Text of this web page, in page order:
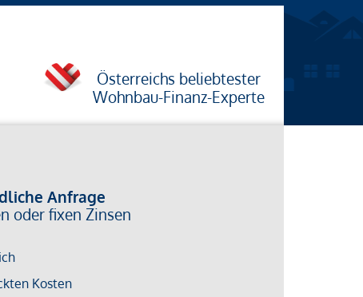
Österreichs beliebtester
Wohnbau-Finanz-Experte